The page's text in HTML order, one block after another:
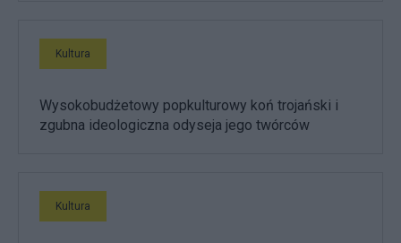
Kultura
Wysokobudżetowy popkulturowy koń trojański i
zgubna ideologiczna odyseja jego twórców
Kultura